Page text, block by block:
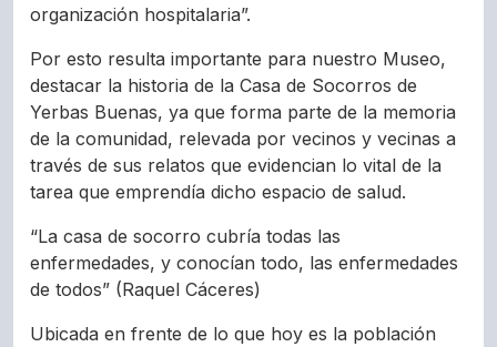
organización hospitalaria”.
Por esto resulta importante para nuestro Museo,
destacar la historia de la Casa de Socorros de
Yerbas Buenas, ya que forma parte de la memoria
de la comunidad, relevada por vecinos y vecinas a
través de sus relatos que evidencian lo vital de la
tarea que emprendía dicho espacio de salud.
“La casa de socorro cubría todas las
enfermedades, y conocían todo, las enfermedades
de todos” (Raquel Cáceres)
Ubicada en frente de lo que hoy es la población